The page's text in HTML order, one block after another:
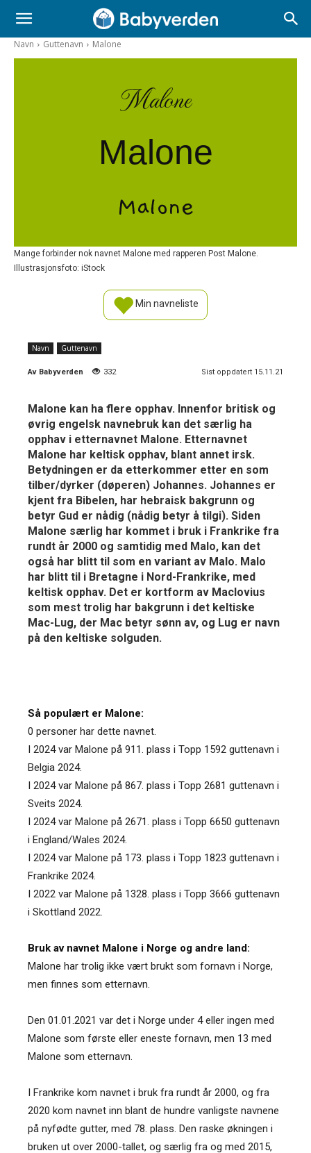
Navn Guttenavn Malone
Malone
Malone
Malone
Mange forbinder nok navnet Malone med rapperen Post Malone.
Illustrasjonsfoto: iStock
Min navneliste
Navn Guttenavn
Av Babyverden 332 Sist oppdatert 15.11.21
Malone kan ha flere opphav. Innenfor britisk og
øvrig engelsk navnebruk kan det særlig ha
opphav i etternavnet Malone. Etternavnet
Malone har keltisk opphav, blant annet irsk.
Betydningen er da etterkommer etter en som
tilber/dyrker (døperen) Johannes. Johannes er
kjent fra Bibelen, har hebraisk bakgrunn og
betyr Gud er nådig (nådig betyr å tilgi). Siden
Malone særlig har kommet i bruk i Frankrike fra
rundt år 2000 og samtidig med Malo, kan det
også har blitt til som en variant av Malo. Malo
har blitt til i Bretagne i Nord-Frankrike, med
keltisk opphav. Det er kortform av Maclovius
som mest trolig har bakgrunn i det keltiske
Mac-Lug, der Mac betyr sønn av, og Lug er navn
på den keltiske solguden.
Så populært er Malone:
0 personer har dette navnet.
I 2024 var Malone på 911. plass i Topp 1592 guttenavn i
Belgia 2024.
I 2024 var Malone på 867. plass i Topp 2681 guttenavn i
Sveits 2024.
I 2024 var Malone på 2671. plass i Topp 6650 guttenavn
i England/Wales 2024.
I 2024 var Malone på 173. plass i Topp 1823 guttenavn i
Frankrike 2024.
I 2022 var Malone på 1328. plass i Topp 3666 guttenavn
i Skottland 2022.
Bruk av navnet Malone i Norge og andre land:
Malone har trolig ikke vært brukt som fornavn i Norge,
men finnes som etternavn.
Den 01.01.2021 var det i Norge under 4 eller ingen med
Malone som første eller eneste fornavn, men 13 med
Malone som etternavn.
I Frankrike kom navnet i bruk fra rundt år 2000, og fra
2020 kom navnet inn blant de hundre vanligste navnene
på nyfødte gutter, med 78. plass. Den raske økningen i
bruken ut over 2000-tallet, og særlig fra og med 2015,